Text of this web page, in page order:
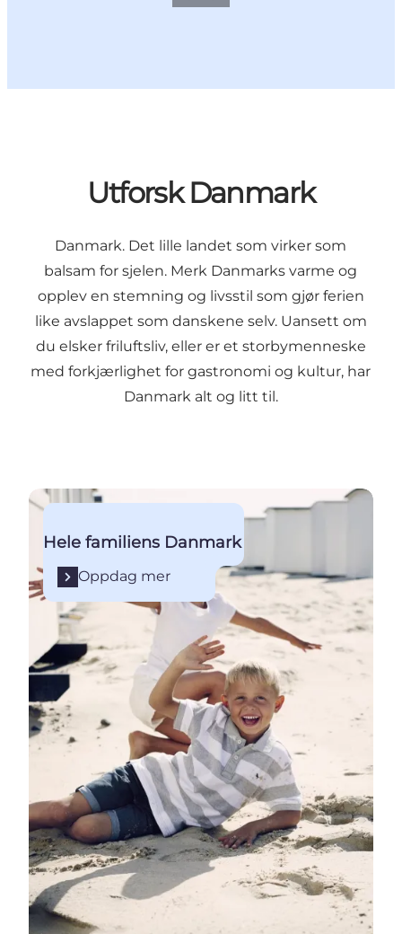
Utforsk Danmark
Danmark. Det lille landet som virker som
balsam for sjelen. Merk Danmarks varme og
opplev en stemning og livsstil som gjør ferien
like avslappet som danskene selv. Uansett om
du elsker friluftsliv, eller er et storbymenneske
med forkjærlighet for gastronomi og kultur, har
Danmark alt og litt til.
Oppdag mer
Hele familiens Danmark
Oppdag mer